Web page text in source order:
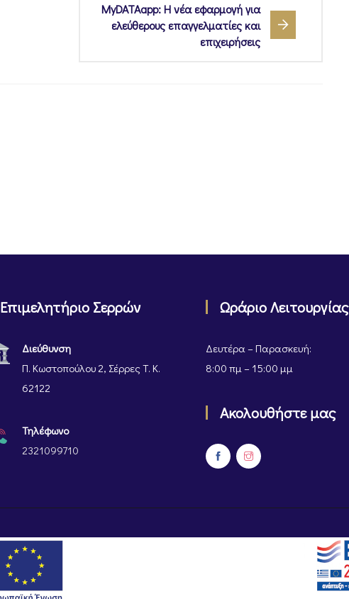
MyDATAapp: Η νέα εφαρμογή για
ελεύθερους επαγγελματίες και
επιχειρήσεις
Επιμελητήριο Σερρών
Διεύθυνση
Π. Κωστοπούλου 2, Σέρρες Τ. Κ.
62122
Τηλέφωνο
2321099710
Ωράριο Λειτουργίας
Δευτέρα – Παρασκευή:
8:00 πμ – 15:00 μμ
Ακολουθήστε μας